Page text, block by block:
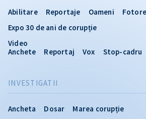
INVESTIGATII
Ancheta Dosar
Marea corupție
Abilitare Reportaje Oameni
Expo 30 de ani de corupție
Video
Anchete
Reportaj Vox Stop-cadru